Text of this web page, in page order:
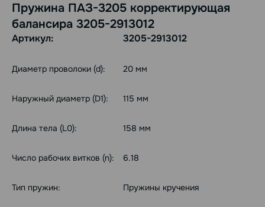
Пружина ПАЗ-3205 корректирующая
балансира 3205-2913012
Артикул: 3205-2913012
Диаметр проволоки (d): 20 мм
Наружный диаметр (D1): 115 мм
Длина тела (L0): 158 мм
Число рабочих витков (n): 6.18
Тип пружин: Пружины кручения